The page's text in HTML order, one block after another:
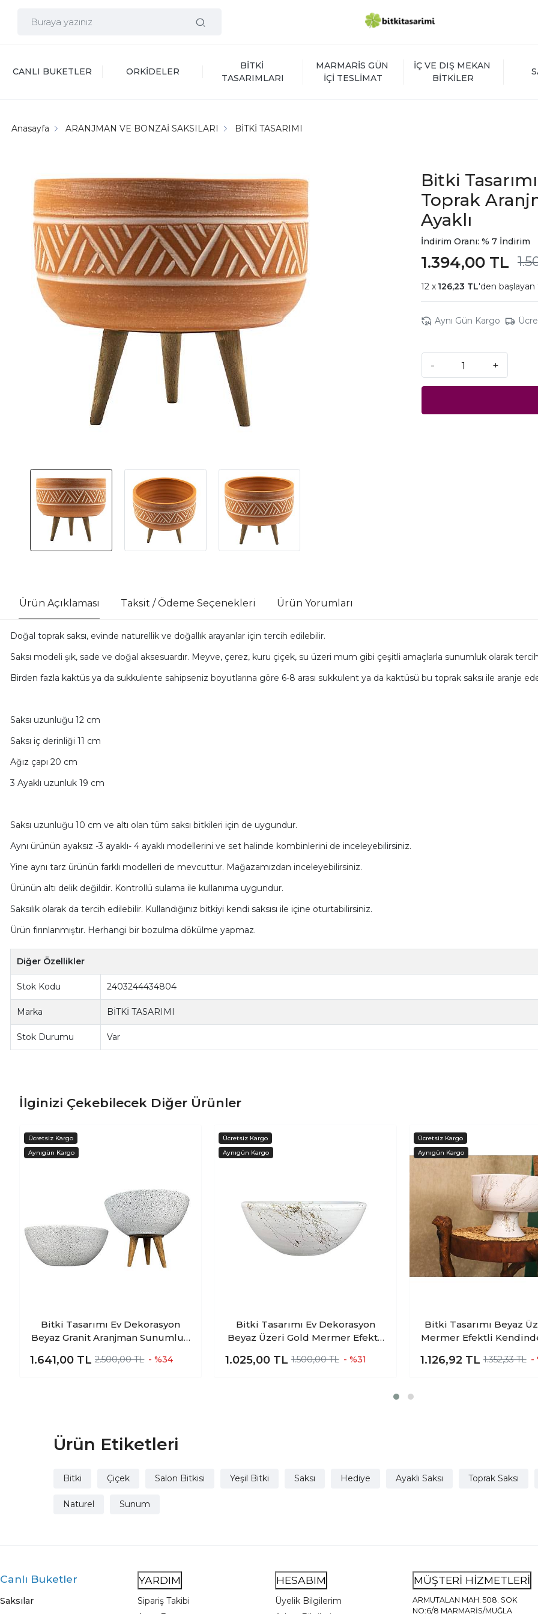
CANLI BUKETLER ORKİDELER
BİTKİ
TASARIMLARI
MARMARİS GÜN
İÇİ TESLİMAT
İÇ VE DIŞ MEKAN
BİTKİLER
Anasayfa ARANJMAN VE BONZAİ SAKSILARI BİTKİ TASARIMI
Bitki
Toprak
Ayaklı
İndirim Oranı: % 7 İndirim
1.394,00 TL
126,23 TL'den
Aynı Gün Kargo
- +
Ürün Açıklaması Taksit / Ödeme Seçenekleri Ürün Yorumları
Doğal toprak saksı, evinde naturellik ve doğallık arayanlar için tercih edilebilir.
Saksı modeli şık, sade ve doğal aksesuardır. Meyve, çerez, kuru çiçek, su üzeri mum gibi çeşitli amaçlarla sunumluk olarak
Birden fazla kaktüs ya da sukkulente sahipseniz boyutlarına göre 6-8 arası sukkulent ya da kaktüsü bu toprak saksı ile aranje
Saksı uzunluğu 12 cm
Saksı iç derinliği 11 cm
Ağız çapı 20 cm
3 Ayaklı uzunluk 19 cm
Saksı uzunluğu 10 cm ve altı olan tüm saksı bitkileri için de uygundur.
Aynı ürünün ayaksız -3 ayaklı- 4 ayaklı modellerini ve set halinde kombinlerini de inceleyebilirsiniz.
Yine aynı tarz ürünün farklı modelleri de mevcuttur. Mağazamızdan inceleyebilirsiniz.
Ürünün altı delik değildir. Kontrollü sulama ile kullanıma uygundur.
Saksılık olarak da tercih edilebilir. Kullandığınız bitkiyi kendi saksısı ile içine oturtabilirsiniz.
Ürün fırınlanmıştır. Herhangi bir bozulma dökülme yapmaz.
Diğer Özellikler
Stok Kodu 2403244434804
Marka BİTKİ TASARIMI
Stok Durumu Var
İlginizi Çekebilecek Diğer Ürünler
Bitki Tasarımı Ev Dekorasyon
Beyaz Granit Aranjman Sunumluk
İkili Set 20 Cm Çap
1.641,00 TL 2.500,00 TL - %34
Bitki Tasarımı Ev Dekorasyon
Beyaz Üzeri Gold Mermer Efektli
20 Cm Çap
1.025,00 TL 1.500,00 TL - %31
Bitki Tasarımı Beyaz
Mermer Efektli
Terakota Toprak
1.126,92 TL 1.352,33 TL -
Ürün Etiketleri
Bitki Çiçek Salon Bitkisi Yeşil Bitki Saksı Hediye Ayaklı Saksı Toprak Saksı
Naturel Sunum
Canlı Buketler
Saksılar
YARDIM
Sipariş Takibi
HESABIM
Üyelik Bilgilerim
MÜŞTERİ HİZMETLERİ
ARMUTALAN MAH. 508. SOK
NO:6/8 MARMARİS/MUĞLA